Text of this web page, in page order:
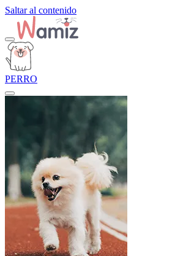
Saltar al contenido
PERRO